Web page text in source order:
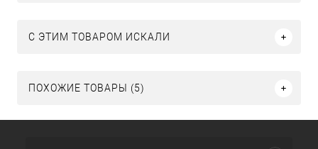
C ЭТИМ ТОВАРОМ ИСКАЛИ
ПОХОЖИЕ ТОВАРЫ (5)